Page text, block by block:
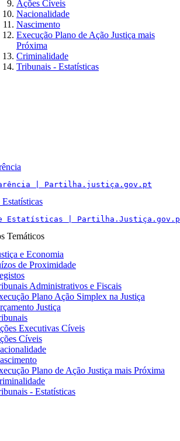
Ações Cíveis
Nacionalidade
Nascimento
Execução Plano de Ação Justiça mais
Próxima
Criminalidade
Tribunais - Estatísticas
| Partilha.justiça.gov.pt
e Estatísticas |
Temáticos
e Economia
de Proximidade
Administrativos e Fiscais
Plano Ação Simplex na Justiça
Justiça
Executivas Cíveis
Cíveis
Plano de Ação Justiça mais Próxima
- Estatísticas